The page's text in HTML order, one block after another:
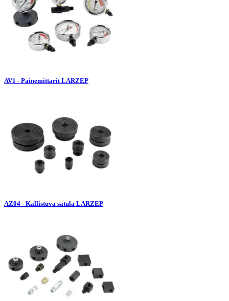
AV1 - Painemittarit LARZEP
AZ04 - Kallistuva satula LARZEP